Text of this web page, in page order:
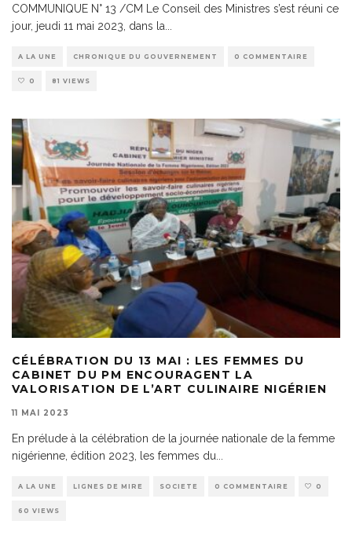
COMMUNIQUE N° 13 /CM Le Conseil des Ministres s’est réuni ce
jour, jeudi 11 mai 2023, dans la
A LA UNE CHRONIQUE DU GOUVERNEMENT 0 COMMENTAIRE
0 81 VIEWS
CÉLÉBRATION DU 13 MAI : LES FEMMES DU
CABINET DU PM ENCOURAGENT LA
VALORISATION DE L’ART CULINAIRE NIGÉRIEN
11 MAI 2023
En prélude à la célébration de la journée nationale de la femme
nigérienne, édition 2023, les femmes du
A LA UNE LIGNES DE MIRE SOCIETE 0 COMMENTAIRE 0
60 VIEWS